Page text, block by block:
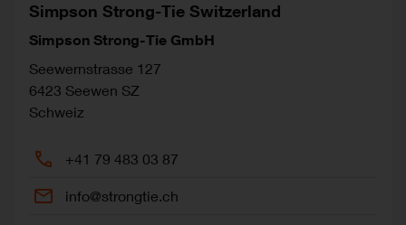
Simpson Strong-Tie Switzerland
Simpson Strong-Tie GmbH
Seewernstrasse 127
6423 Seewen SZ
Schweiz
+41 79 483 03 87
info@strongtie.ch